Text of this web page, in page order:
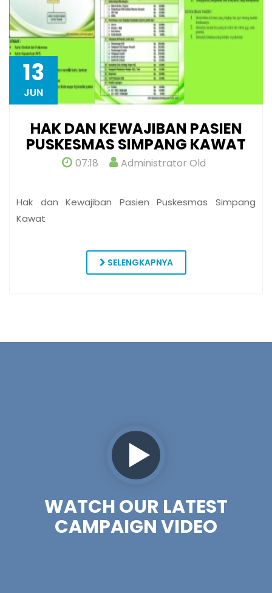
13
JUN
HAK DAN KEWAJIBAN PASIEN
PUSKESMAS SIMPANG KAWAT
07:18 Administrator Old
Hak dan Kewajiban Pasien Puskesmas Simpang
Kawat
SELENGKAPNYA
WATCH OUR LATEST
CAMPAIGN VIDEO